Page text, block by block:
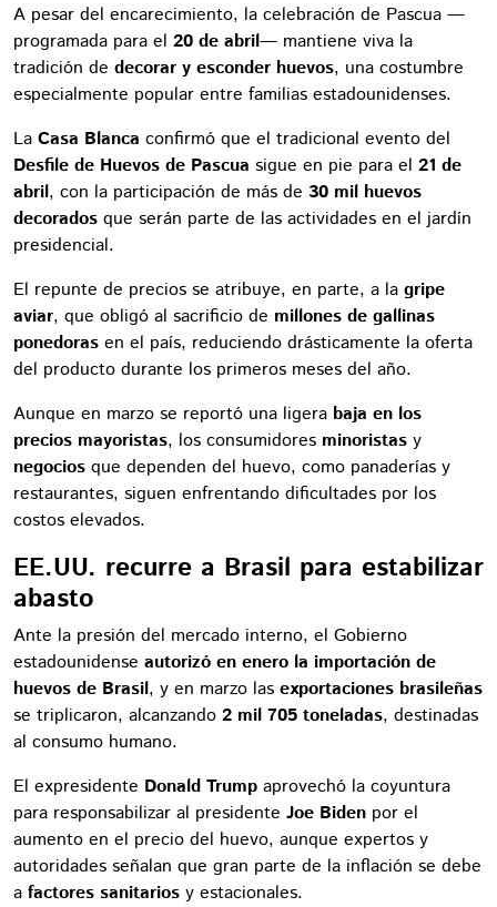
A pesar del encarecimiento, la celebración de Pascua —
programada para el 20 de abril— mantiene viva la
tradición de decorar y esconder huevos, una costumbre
especialmente popular entre familias estadounidenses.
La Casa Blanca confirmó que el tradicional evento del
Desfile de Huevos de Pascua sigue en pie para el 21 de
abril, con la participación de más de 30 mil huevos
decorados que serán parte de las actividades en el jardín
presidencial.
El repunte de precios se atribuye, en parte, a la gripe
aviar, que obligó al sacrificio de millones de gallinas
ponedoras en el país, reduciendo drásticamente la oferta
del producto durante los primeros meses del año.
Aunque en marzo se reportó una ligera baja en los
precios mayoristas, los consumidores minoristas y
negocios que dependen del huevo, como panaderías y
restaurantes, siguen enfrentando dificultades por los
costos elevados.
EE.UU. recurre a Brasil para estabilizar
abasto
Ante la presión del mercado interno, el Gobierno
estadounidense autorizó en enero la importación de
huevos de Brasil, y en marzo las exportaciones brasileñas
se triplicaron, alcanzando 2 mil 705 toneladas, destinadas
al consumo humano.
El expresidente Donald Trump aprovechó la coyuntura
para responsabilizar al presidente Joe Biden por el
aumento en el precio del huevo, aunque expertos y
autoridades señalan que gran parte de la inflación se debe
a factores sanitarios y estacionales.